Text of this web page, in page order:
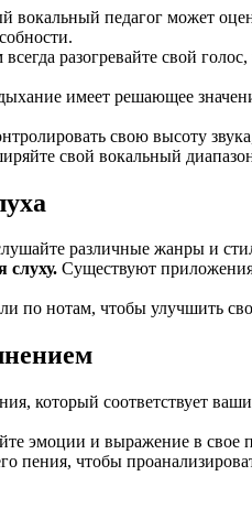
вокальный педагог может
разогревайте свой
имеет решающее
свою высоту
свой вокальный
различные жанры и
слуху. Существуют
по нотам, чтобы улучшить
который соответствует
эмоции и выражение в свое
пения, чтобы